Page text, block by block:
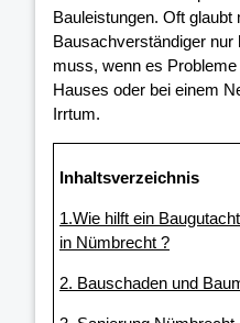
Bauleistungen. Oft glaubt
Bausachverständiger
muss, wenn es
Hauses oder bei einem
Irrtum.
Inhaltsverzeichnis
1.Wie hilft ein
in Nümbrecht ?
2. Bauschaden und